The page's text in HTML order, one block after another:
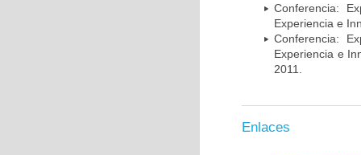
Conferencia:
Experiencia e
Conferencia:
Experiencia e
2011.
Enlaces